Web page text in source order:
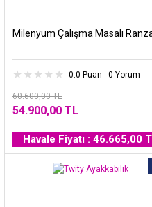
Milenyum Çalışma Masalı
0.0 Puan - 0 Yorum
60.600,00 TL
54.900,00 TL
Havale Fiyatı : 46.665,00